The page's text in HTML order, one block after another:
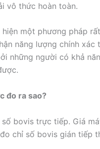
vô thức hoàn toàn.
một phương pháp
năng lượng chính xác
những người có khả
đo ra sao?
bovis trực tiếp. Giá
chỉ số bovis gián tiếp